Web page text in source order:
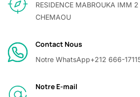
RESIDENCE MABROUKA IMM
CHEMAOU
Contact Nous
Notre WhatsApp+212 666-
Notre E-mail